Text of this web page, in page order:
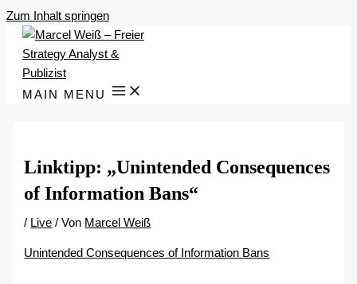
Zum Inhalt springen
MAIN MENU
Linktipp: „Unintended Consequences
of Information Bans“
/ Live / Von Marcel Weiß
Unintended Consequences of Information Bans